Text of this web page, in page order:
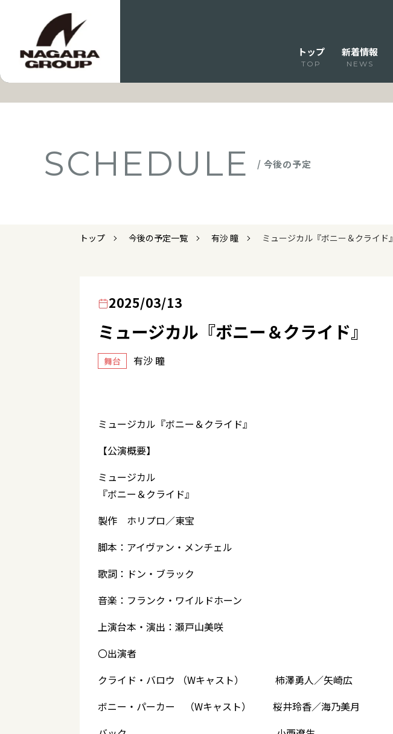
トップ
TOP
新着情報
NEWS
SCHEDULE / 今後の予定
トップ 今後の予定一覧 有沙 瞳 ミュージカル『ボニー＆クライド』
2025/03/13
ミュージカル『ボニー＆クライド』
舞台 有沙 瞳
ミュージカル『ボニー＆クライド』
【公演概要】
ミュージカル
『ボニー＆クライド』
製作 ホリプロ／東宝
脚本：アイヴァン・メンチェル
歌詞：ドン・ブラック
音楽：フランク・ワイルドホーン
上演台本・演出：瀬戸山美咲
〇出演者
クライド・バロウ （Wキャスト） 柿澤勇人／矢崎広
ボニー・パーカー （Wキャスト） 桜井玲香／海乃美月